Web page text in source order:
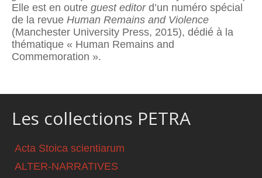
Elle est en outre guest editord’un numéro spécial
de la revue Human Remains and Violence
(Manchester University Press, 2015), dédié à la
thématique « Human Remains and
Commemoration ».
Les collections PETRA
Acta Stoica scientiarum
ALTER-NARRATIVES